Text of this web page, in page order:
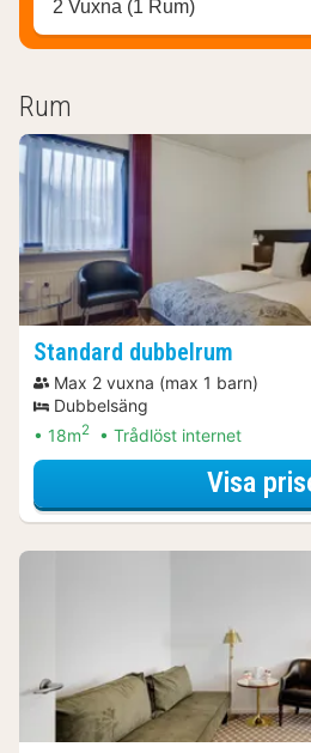
2 Vuxna (1 Rum)
Rum
Standard dubbelrum
Max 2 vuxna (max 1 barn)
Dubbelsäng
18m2 Trådlöst internet
Visa